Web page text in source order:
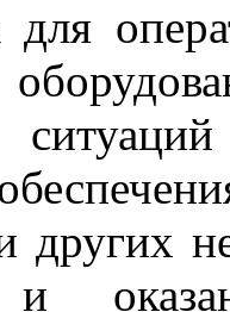
для
других